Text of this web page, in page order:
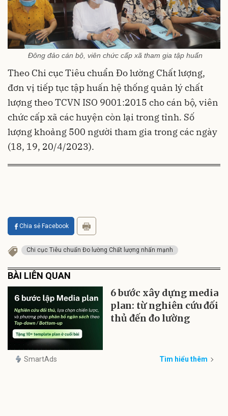
Đông đảo cán bộ, viên chức cấp xã tham gia tập huấn
Theo Chi cục Tiêu chuẩn Đo lường Chất lượng,
đơn vị tiếp tục tập huấn hệ thống quản lý chất
lượng theo TCVN ISO 9001:2015 cho cán bộ, viên
chức cấp xã các huyện còn lại trong tỉnh. Số
lượng khoảng 500 người tham gia trong các ngày
(18, 19, 20/4/2023).
Chia sẻ Facebook
Chi cục Tiêu chuẩn Đo lường Chất lượng nhấn mạnh
BÀI LIÊN QUAN
6 bước xây dựng media
plan: từ nghiên cứu đối
thủ đến đo lường
SmartAds Tìm hiểu thêm